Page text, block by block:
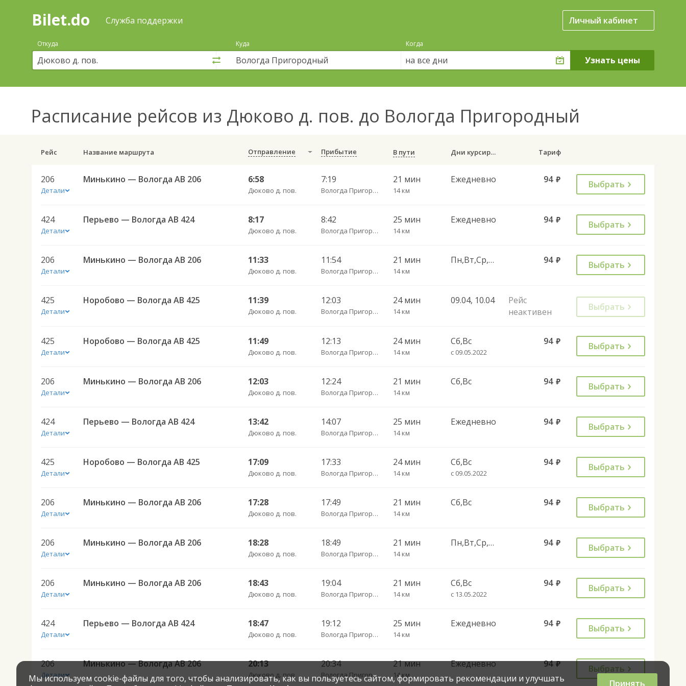
Поиск
покупка
билетов
автобус
онлайн
Bilet.do Служба поддержки Личный кабинет
Откуда Куда Когда
на все дни
Расписание рейсов из Дюково д. пов. до Вологда Пригородный
Рейс Название маршрута Отправление Прибытие В пути Дни курсирования Тариф
206
Детали
Минькино — Вологда АВ 206 6:58
Дюково д. пов.
7:19
Вологда Пригородный
21 мин
14 км
Ежедневно 94 руб. Выбрать
424
Детали
Перьево — Вологда АВ 424 8:17
Дюково д. пов.
8:42
Вологда Пригородный
25 мин
14 км
Ежедневно 94 руб. Выбрать
206
Детали
Минькино — Вологда АВ 206 11:33
Дюково д. пов.
11:54
Вологда Пригородный
21 мин
14 км
Пн,Вт,Ср,Чт,Пт 94 руб. Выбрать
425
Детали
Норобово — Вологда АВ 425 11:39
Дюково д. пов.
12:03
Вологда Пригородный
24 мин
14 км
09.04, 10.04
Рейс
неактивен
Выбрать
425
Детали
Норобово — Вологда АВ 425 11:49
Дюково д. пов.
12:13
Вологда Пригородный
24 мин
14 км
Сб,Вс
с 09.05.2022
94 руб. Выбрать
206
Детали
Минькино — Вологда АВ 206 12:03
Дюково д. пов.
12:24
Вологда Пригородный
21 мин
14 км
Сб,Вс 94 руб. Выбрать
424
Детали
Перьево — Вологда АВ 424 13:42
Дюково д. пов.
14:07
Вологда Пригородный
25 мин
14 км
Ежедневно 94 руб. Выбрать
425
Детали
Норобово — Вологда АВ 425 17:09
Дюково д. пов.
17:33
Вологда Пригородный
24 мин
14 км
Сб,Вс
с 09.05.2022
94 руб. Выбрать
206
Детали
Минькино — Вологда АВ 206 17:28
Дюково д. пов.
17:49
Вологда Пригородный
21 мин
14 км
Сб,Вс 94 руб. Выбрать
206
Детали
Минькино — Вологда АВ 206 18:28
Дюково д. пов.
18:49
Вологда Пригородный
21 мин
14 км
Пн,Вт,Ср,Чт,Пт 94 руб. Выбрать
206
Детали
Минькино — Вологда АВ 206 18:43
Дюково д. пов.
19:04
Вологда Пригородный
21 мин
14 км
Сб,Вс
с 13.05.2022
94 руб. Выбрать
424
Детали
Перьево — Вологда АВ 424 18:47
Дюково д. пов.
19:12
Вологда Пригородный
25 мин
14 км
Ежедневно 94 руб. Выбрать
206
Детали
Минькино — Вологда АВ 206 20:13
Дюково д. пов.
20:34
Вологда Пригородный
21 мин
14 км
Ежедневно 94 руб.
Выбрать
Мы используем cookie-файлы для того, чтобы анализировать, как вы пользуетесь сайтом, формировать рекомендации и улучшать
Принять